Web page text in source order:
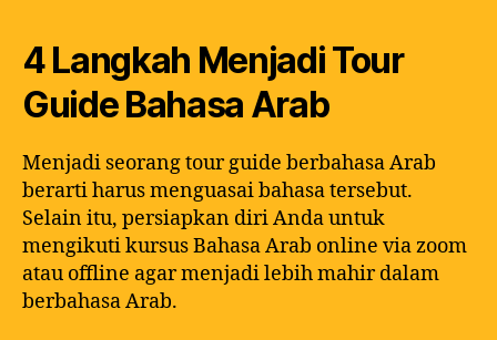
4 Langkah Menjadi Tour
Guide Bahasa Arab
Menjadi seorang tour guide berbahasa Arab
berarti harus menguasai bahasa tersebut.
Selain itu, persiapkan diri Anda untuk
mengikuti kursus Bahasa Arab online via zoom
atau offline agar menjadi lebih mahir dalam
berbahasa Arab.